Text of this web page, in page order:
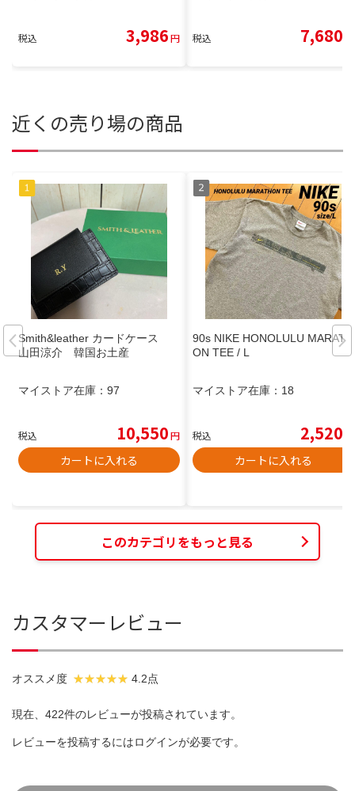
税込 3,986円 税込 7,680
近くの売り場の商品
Smith&leather カードケース
山田涼介 韓国お土産
マイストア在庫： 97
税込 10,550円
カートに入れる
90s NIKE HONOLULU MARATH
ON TEE / L
マイストア在庫： 18
税込 2,520
カートに入れる
このカテゴリをもっと見る
カスタマーレビュー
オススメ度 4.2点
現在、422件のレビューが投稿されています。
レビューを投稿するにはログインが必要です。